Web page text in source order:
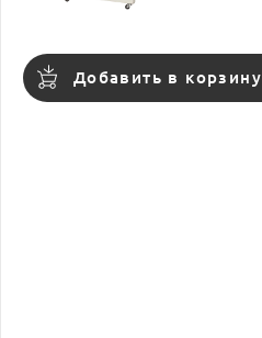
Добавить в корзину